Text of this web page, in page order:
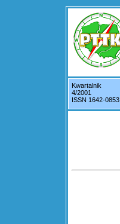
Kwartalnik
4/2001
ISSN 1642-0853